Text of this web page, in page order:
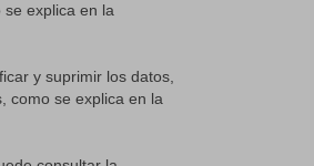
se explica en la
y suprimir los datos,
como se explica en la